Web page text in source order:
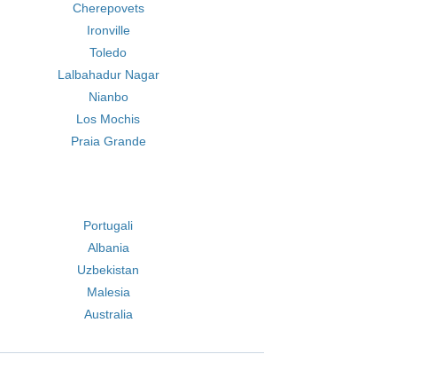
Cherepovets
Ironville
Toledo
Lalbahadur Nagar
Nianbo
Los Mochis
Praia Grande
Portugali
Albania
Uzbekistan
Malesia
Australia